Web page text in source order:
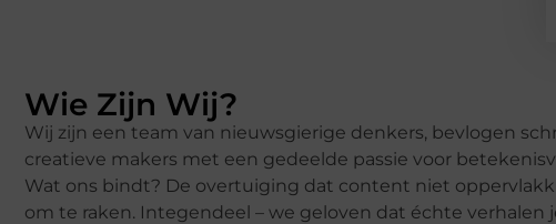
Wie Zijn Wij?
Wij zijn een team van nieuwsgierige denkers, bevlogen
creatieve makers met een gedeelde passie voor
Wat ons bindt? De overtuiging dat content niet
om te raken. Integendeel – we geloven dat échte verhalen